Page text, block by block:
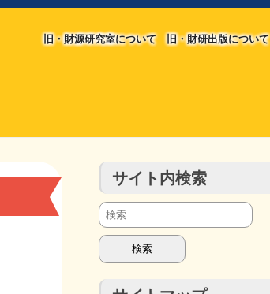
旧・財源研究室について 旧・財研出版について
サイト内検索
検
索: